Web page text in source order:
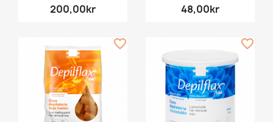
200,00kr 48,00kr
favorite_border favorite_border